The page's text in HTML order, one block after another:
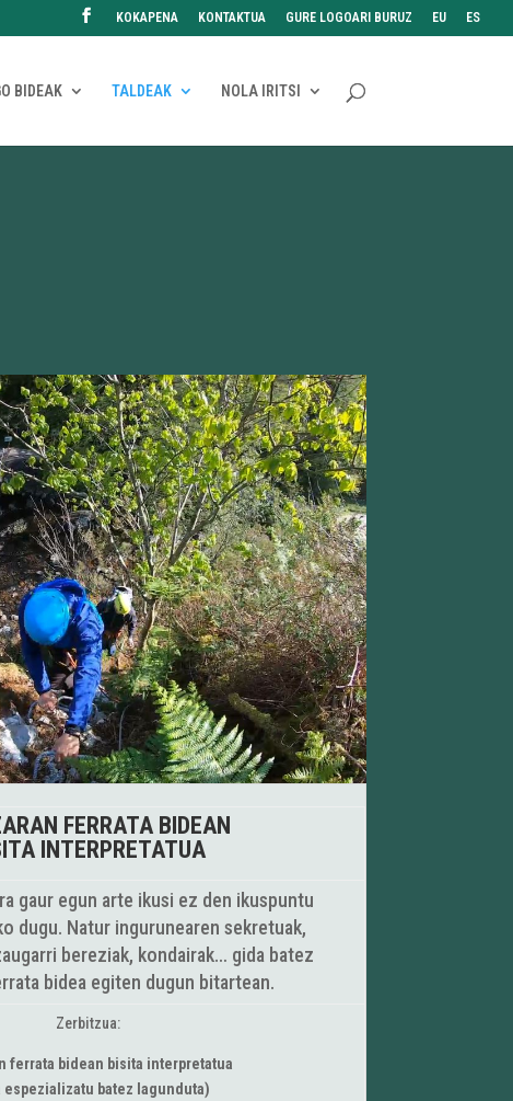
KOKAPENA KONTAKTUA GURE LOGOARI BURUZ EU ES
BIDEAK TALDEAK NOLA IRITSI
FERRATA BIDEAN
INTERPRETATUA
gaur egun arte ikusi ez den ikuspuntu
dugu. Natur ingurunearen sekretuak,
bereziak, kondairak… gida batez
bidea egiten dugun bitartean.
Zerbitzua:
ferrata bidean bisita interpretatua
espezializatu batez lagunduta)